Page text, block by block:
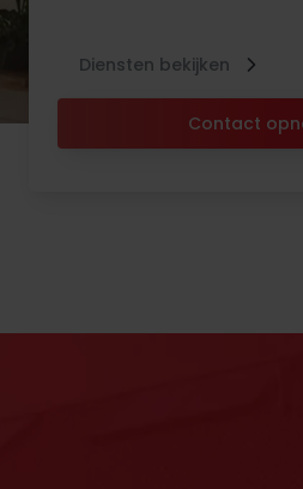
Contact
Diensten bekijken